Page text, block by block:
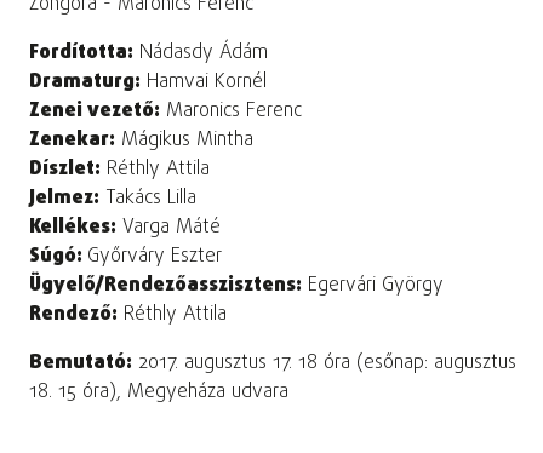
Fordította: Nádasdy Ádám
Dramaturg: Hamvai Kornél
Zenei vezető: Maronics Ferenc
Zenekar: Mágikus Mintha
Díszlet: Réthly Attila
Jelmez: Takács Lilla
Kellékes: Varga Máté
Súgó: Győrváry Eszter
Ügyelő/Rendezőasszisztens: Egervári György
Rendező: Réthly Attila
Bemutató: 2017. augusztus 17. 18 óra (esőnap: augusztus
18. 15 óra), Megyeháza udvara